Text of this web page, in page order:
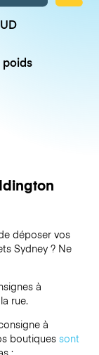
poids
déposer vos
Sydney ? Ne
à
rue.
à
boutiques sont